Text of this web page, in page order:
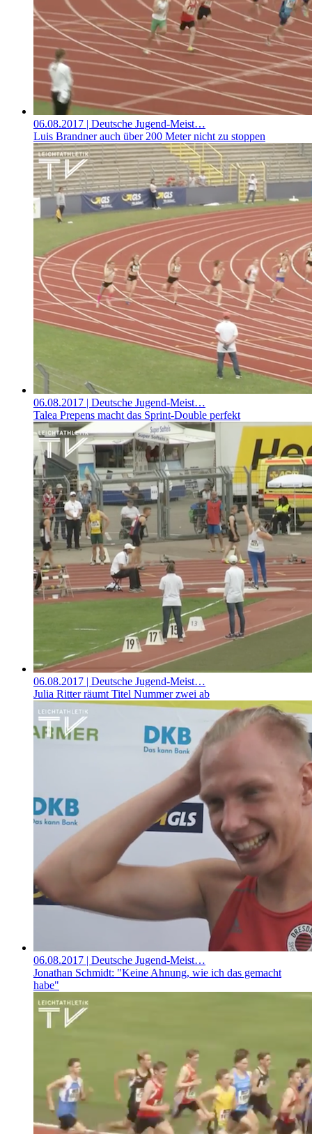
06.08.2017 | Deutsche Jugend-Meist…
Luis Brandner auch über 200 Meter nicht zu stoppen
06.08.2017 | Deutsche Jugend-Meist…
Talea Prepens macht das Sprint-Double perfekt
06.08.2017 | Deutsche Jugend-Meist…
Julia Ritter räumt Titel Nummer zwei ab
06.08.2017 | Deutsche Jugend-Meist…
Jonathan Schmidt: "Keine Ahnung, wie ich das gemacht
habe"